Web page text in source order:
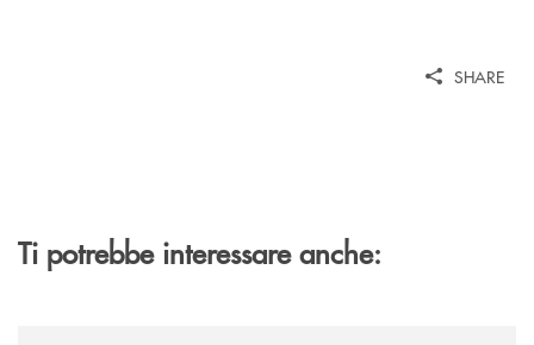
SHARE
Ti potrebbe interessare anche: